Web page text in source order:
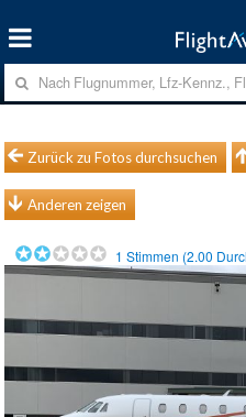
Zurück zu Fotos durchsuchen
Anderen zeigen
1 Stimmen (2.00